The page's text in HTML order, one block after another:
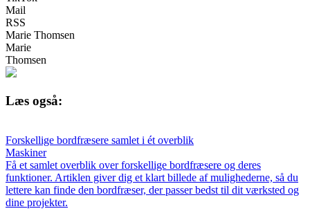
Mail
RSS
Marie Thomsen
Marie
Thomsen
Læs også:
Forskellige bordfræsere samlet i ét overblik
Maskiner
Få et samlet overblik over forskellige bordfræsere og deres
funktioner. Artiklen giver dig et klart billede af mulighederne, så du
lettere kan finde den bordfræser, der passer bedst til dit værksted og
dine projekter.